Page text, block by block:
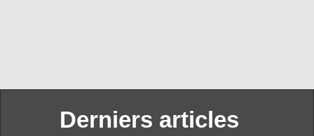
Derniers articles